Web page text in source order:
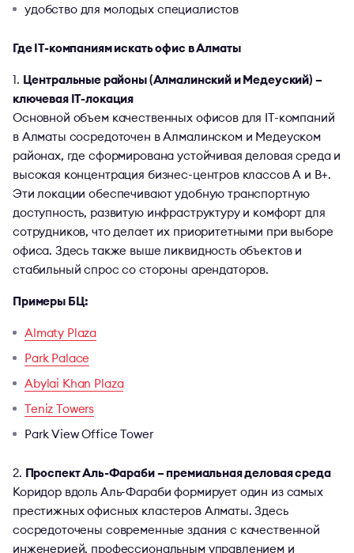
удобство для молодых специалистов
Где IT-компаниям искать офис в Алматы
Центральные районы (Алмалинский и Медеуский) –
ключевая IT-локация
Основной объем качественных офисов для IT-компаний
в Алматы сосредоточен в Алмалинском и Медеуском
районах, где сформирована устойчивая деловая среда и
высокая концентрация бизнес-центров классов A и B+.
Эти локации обеспечивают удобную транспортную
доступность, развитую инфраструктуру и комфорт для
сотрудников, что делает их приоритетными при выборе
офиса. Здесь также выше ликвидность объектов и
стабильный спрос со стороны арендаторов.
Примеры БЦ:
Almaty Plaza
Park Palace
Abylai Khan Plaza
Teniz Towers
Park View Office Tower
Проспект Аль-Фараби – премиальная деловая среда
Коридор вдоль Аль-Фараби формирует один из самых
престижных офисных кластеров Алматы. Здесь
сосредоточены современные здания с качественной
инженерией, профессиональным управлением и